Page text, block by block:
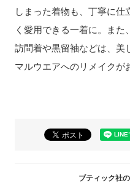
しまった着物も、丁寧に仕
く愛用できる一着に。ま
訪問着や黒留袖などは、美
マルウエアへのリメイクが
ブティック社